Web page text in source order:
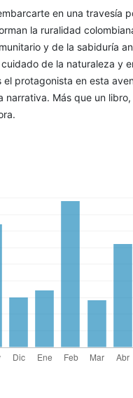
en una travesía
la ruralidad
y de la sabiduría
de la naturaleza y
el protagonista en esta
narrativa. Más que un